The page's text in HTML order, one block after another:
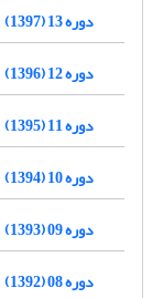
دوره 13 (1397)
دوره 12 (1396)
دوره 11 (1395)
دوره 10 (1394)
دوره 09 (1393)
دوره 08 (1392)